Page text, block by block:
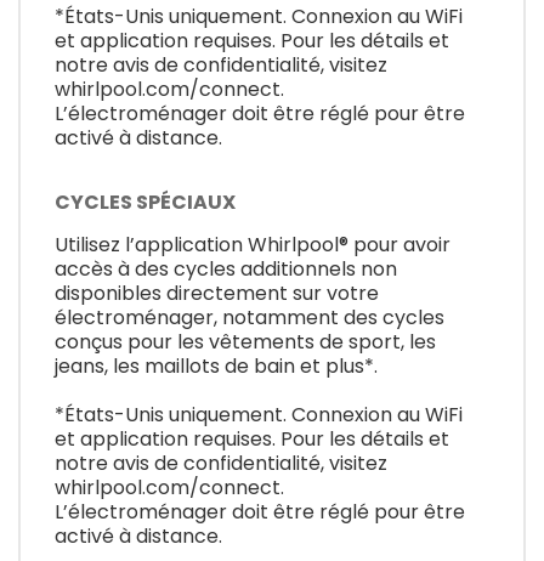
*États-Unis uniquement. Connexion au WiFi
et application requises. Pour les détails et
notre avis de confidentialité, visitez
whirlpool.com/connect.
L’électroménager doit être réglé pour être
activé à distance.
CYCLES SPÉCIAUX
Utilisez l’application Whirlpool® pour avoir
accès à des cycles additionnels non
disponibles directement sur votre
électroménager, notamment des cycles
conçus pour les vêtements de sport, les
jeans, les maillots de bain et plus*.
*États-Unis uniquement. Connexion au WiFi
et application requises. Pour les détails et
notre avis de confidentialité, visitez
whirlpool.com/connect.
L’électroménager doit être réglé pour être
activé à distance.